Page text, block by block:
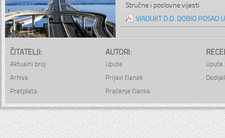
Stručne i poslovne vijesti
VIADUKT D.D. DOBIO POSAO
ČITATELJI:
Aktualni broj
Arhiva
Pretplata
AUTORI:
Upute
Prijavi članak
Praćenje članka
Upute